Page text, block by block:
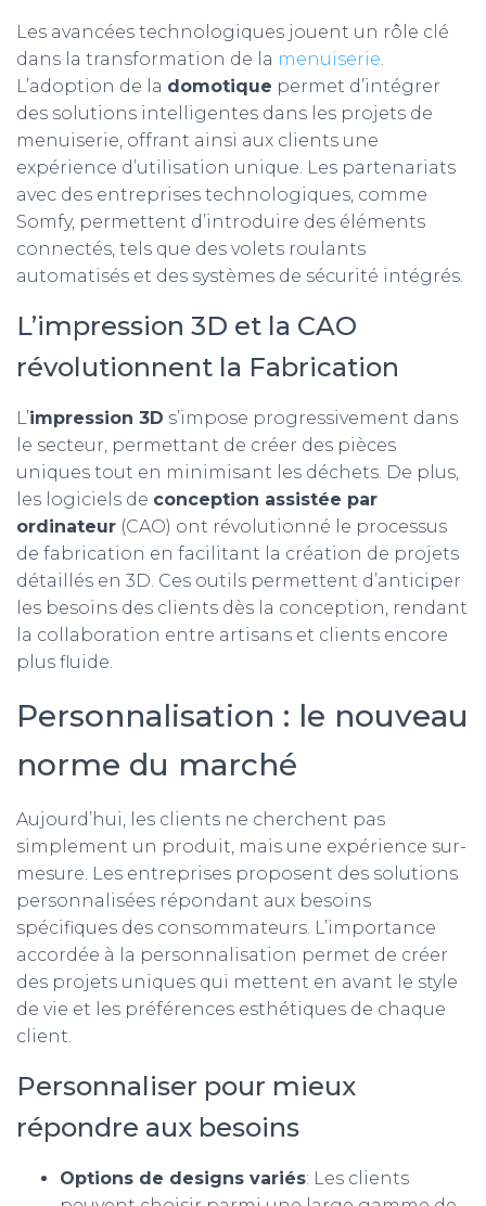
Les avancées technologiques jouent un rôle clé
dans la transformation de la menuiserie.
L’adoption de la domotique permet d’intégrer
des solutions intelligentes dans les projets de
menuiserie, offrant ainsi aux clients une
expérience d’utilisation unique. Les partenariats
avec des entreprises technologiques, comme
Somfy, permettent d’introduire des éléments
connectés, tels que des volets roulants
automatisés et des systèmes de sécurité intégrés.
L’impression 3D et la CAO
révolutionnent la Fabrication
L’impression 3D s’impose progressivement dans
le secteur, permettant de créer des pièces
uniques tout en minimisant les déchets. De plus,
les logiciels de conception assistée par
ordinateur (CAO) ont révolutionné le processus
de fabrication en facilitant la création de projets
détaillés en 3D. Ces outils permettent d’anticiper
les besoins des clients dès la conception, rendant
la collaboration entre artisans et clients encore
plus fluide.
Personnalisation : le nouveau
norme du marché
Aujourd’hui, les clients ne cherchent pas
simplement un produit, mais une expérience sur-
mesure. Les entreprises proposent des solutions
personnalisées répondant aux besoins
spécifiques des consommateurs. L’importance
accordée à la personnalisation permet de créer
des projets uniques qui mettent en avant le style
de vie et les préférences esthétiques de chaque
client.
Personnaliser pour mieux
répondre aux besoins
Options de designs variés: Les clients